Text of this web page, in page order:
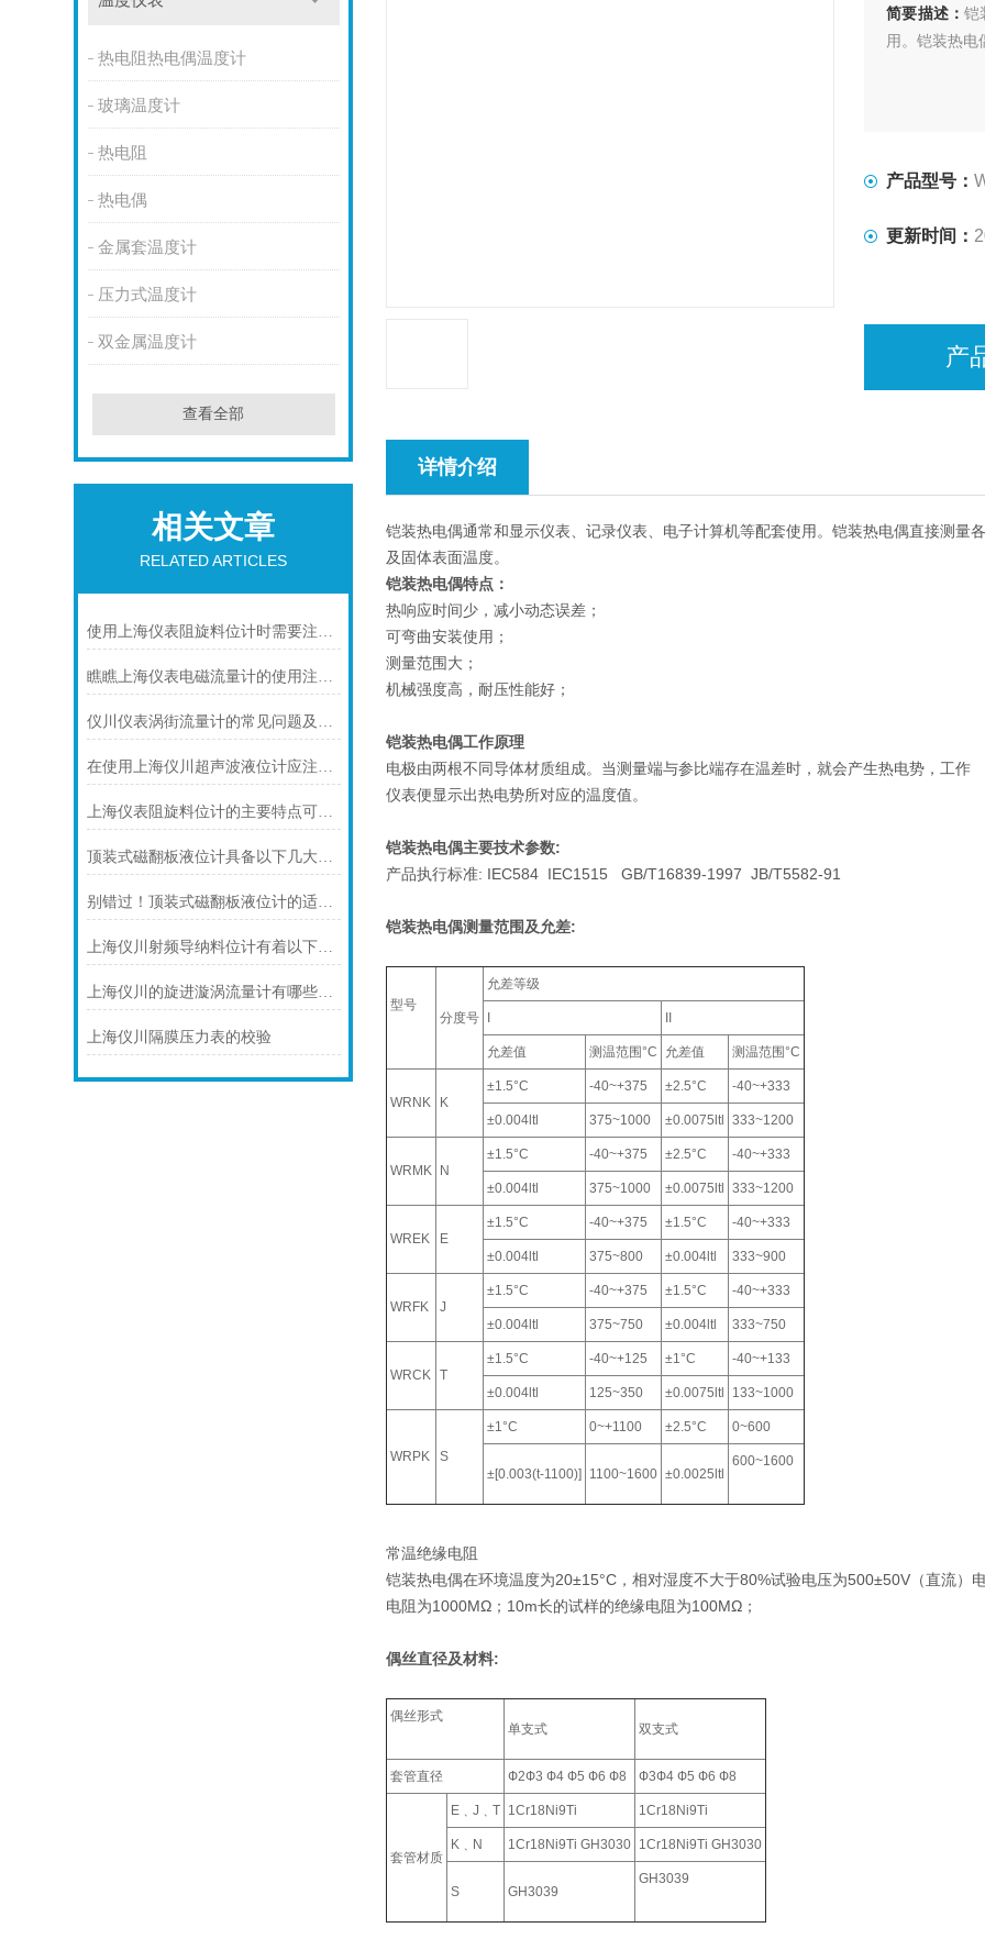
热电阻热电偶温度计
玻璃温度计
热电阻
热电偶
金属套温度计
压力式温度计
双金属温度计
查看全部
相关文章
RELATED ARTICLES
使用上海仪表阻旋料位计时需要注意的一些事项
瞧瞧上海仪表电磁流量计的使用注意事项
仪川仪表涡街流量计的常见问题及解决方法如下
在使用上海仪川超声波液位计应注间的现场条件
上海仪表阻旋料位计的主要特点可归纳如下
顶装式磁翻板液位计具备以下几大主要特点
别错过！顶装式磁翻板液位计的适用版图，一文解锁核心场景
上海仪川射频导纳料位计有着以下几大技术特点
上海仪川的旋进漩涡流量计有哪些应用案例
上海仪川隔膜压力表的校验
简要描述： 铠
用。铠装热
产品型号：
更新时间：
产
详情介绍
铠装热电偶通常和显示仪表、记录仪表、电子计算机等配套使用。铠装热电偶直接测量
及固体表面温度。
铠装热电偶特点：
热响应时间少，减小动态误差；
可弯曲安装使用；
测量范围大；
机械强度高，耐压性能好；
铠装热电偶工作原理
电极由两根不同导体材质组成。当测量端与参比端存在温差时，就会产生热电势，工作
仪表便显示出热电势所对应的温度值。
铠装热电偶主要技术参数:
产品执行标准: IEC584 IEC1515 GB/T16839-1997 JB/T5582-91
铠装热电偶测量范围及允差:
型号
分度号
允差等级
允差值 测温范围°C 允差值 测温范围°C
WRNK K
±1.5°C -40~+375 ±2.5°C -40~+333
±0.004ltl 375~1000 ±0.0075ltl 333~1200
WRMK N
±1.5°C -40~+375 ±2.5°C -40~+333
±0.004ltl 375~1000 ±0.0075ltl 333~1200
WREK E
±1.5°C -40~+375 ±1.5°C -40~+333
±0.004ltl 375~800 ±0.004ltl 333~900
WRFK J
±1.5°C -40~+375 ±1.5°C -40~+333
±0.004ltl 375~750 ±0.004ltl 333~750
WRCK T
±1.5°C -40~+125 ±1°C -40~+133
±0.004ltl 125~350 ±0.0075ltl 133~1000
WRPK S
±1°C 0~+1100 ±2.5°C 0~600
±[0.003(t-1100)] 1100~1600 ±0.0025ltl
600~1600
常温绝缘电阻
铠装热电偶在环境温度为20±15°C，相对湿度不大于80%试验电压为500±50V（直流
电阻为1000MΩ；10m长的试样的绝缘电阻为100MΩ；
偶丝直径及材料:
偶丝形式
单支式
双支式
套管直径 Ф2Ф3 Ф4 Ф5 Ф6 Ф8 Ф3Ф4 Ф5 Ф6 Ф8
套管材质
E﹑J﹑T 1Cr18Ni9Ti 1Cr18Ni9Ti
K﹑N 1Cr18Ni9Ti GH3030 1Cr18Ni9Ti GH3030
S GH3039
GH3039